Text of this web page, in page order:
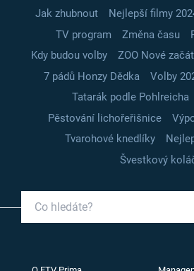
Jak zhubnout Nejlepší filmy
TV program
Změna času
Kdy budou volby
ZOO Nové
7 pádů Honzy Dědka
Volby
Tatarák podle Pohlreicha
Pěstování lichořeřišnice
Tvarohové knedlíky
Švestkový